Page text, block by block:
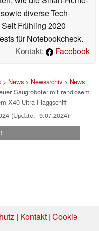
diverse Tech-
Frühling 2020
für Notebookcheck.
Kontakt:
Facebook
> News> Newsarchiv> News
Saugroboter mit randlosem
X40 Ultra Flaggschiff
(Update: 9.07.2024)
| Kontakt| Cookie